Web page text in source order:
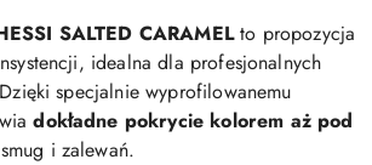
SALTED CARAMELto propozycja
idealna dla profesjonalnych
specjalnie wyprofilowanemu
dokładne pokrycie kolorem aż pod
i zalewań.